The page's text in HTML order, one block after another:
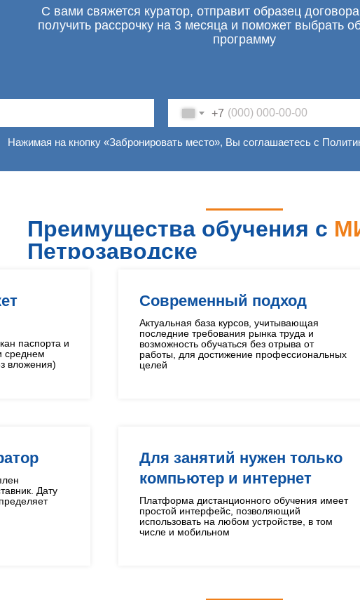
С вами свяжется куратор, отправит образец
получить рассрочку на 3 месяца и поможет выбрать
программу
+7
Нажимая на кнопку «Забронировать место», Вы соглашаетесь с
Преимущества обучения с
Петрозаводске
паспорта и
среднем
вложения)
Современный подход
Актуальная база курсов, учитывающая
последние требования рынка труда и
возможность обучаться без отрыва от
работы, для достижение профессиональных
целей
Дату
Для занятий нужен только
компьютер и интернет
Платформа дистанционного обучения имеет
простой интерфейс, позволяющий
использовать на любом устройстве, в том
числе и мобильном